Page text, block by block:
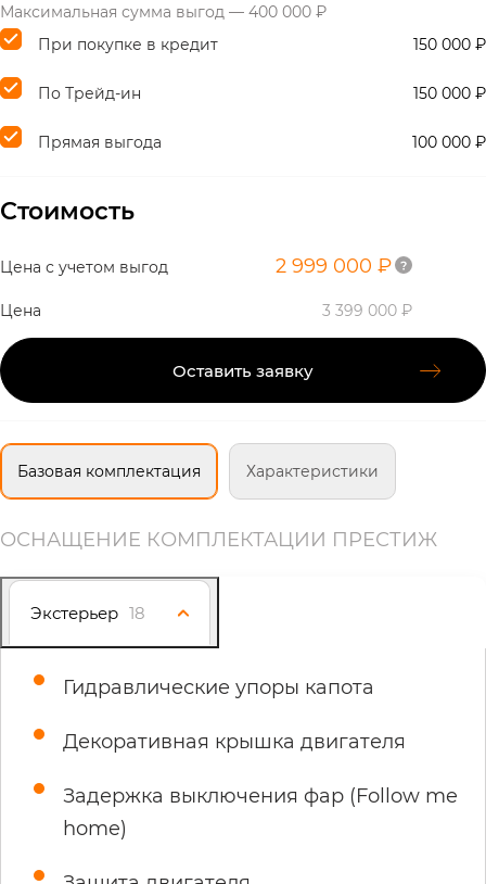
Максимальная сумма выгод — 400 000 ₽
При покупке в кредит
150 000 ₽
По Трейд-ин 150 000 ₽
Прямая выгода 100 000 ₽
Стоимость
Цена с учетом выгод 2 999 000 ₽
Цена 3 399 000 ₽
Оставить заявку
Базовая комплектация Характеристики
ОСНАЩЕНИЕ КОМПЛЕКТАЦИИ ПРЕСТИЖ
Экстерьер 18
Гидравлические упоры капота
Декоративная крышка двигателя
Задержка выключения фар (Follow me
home)